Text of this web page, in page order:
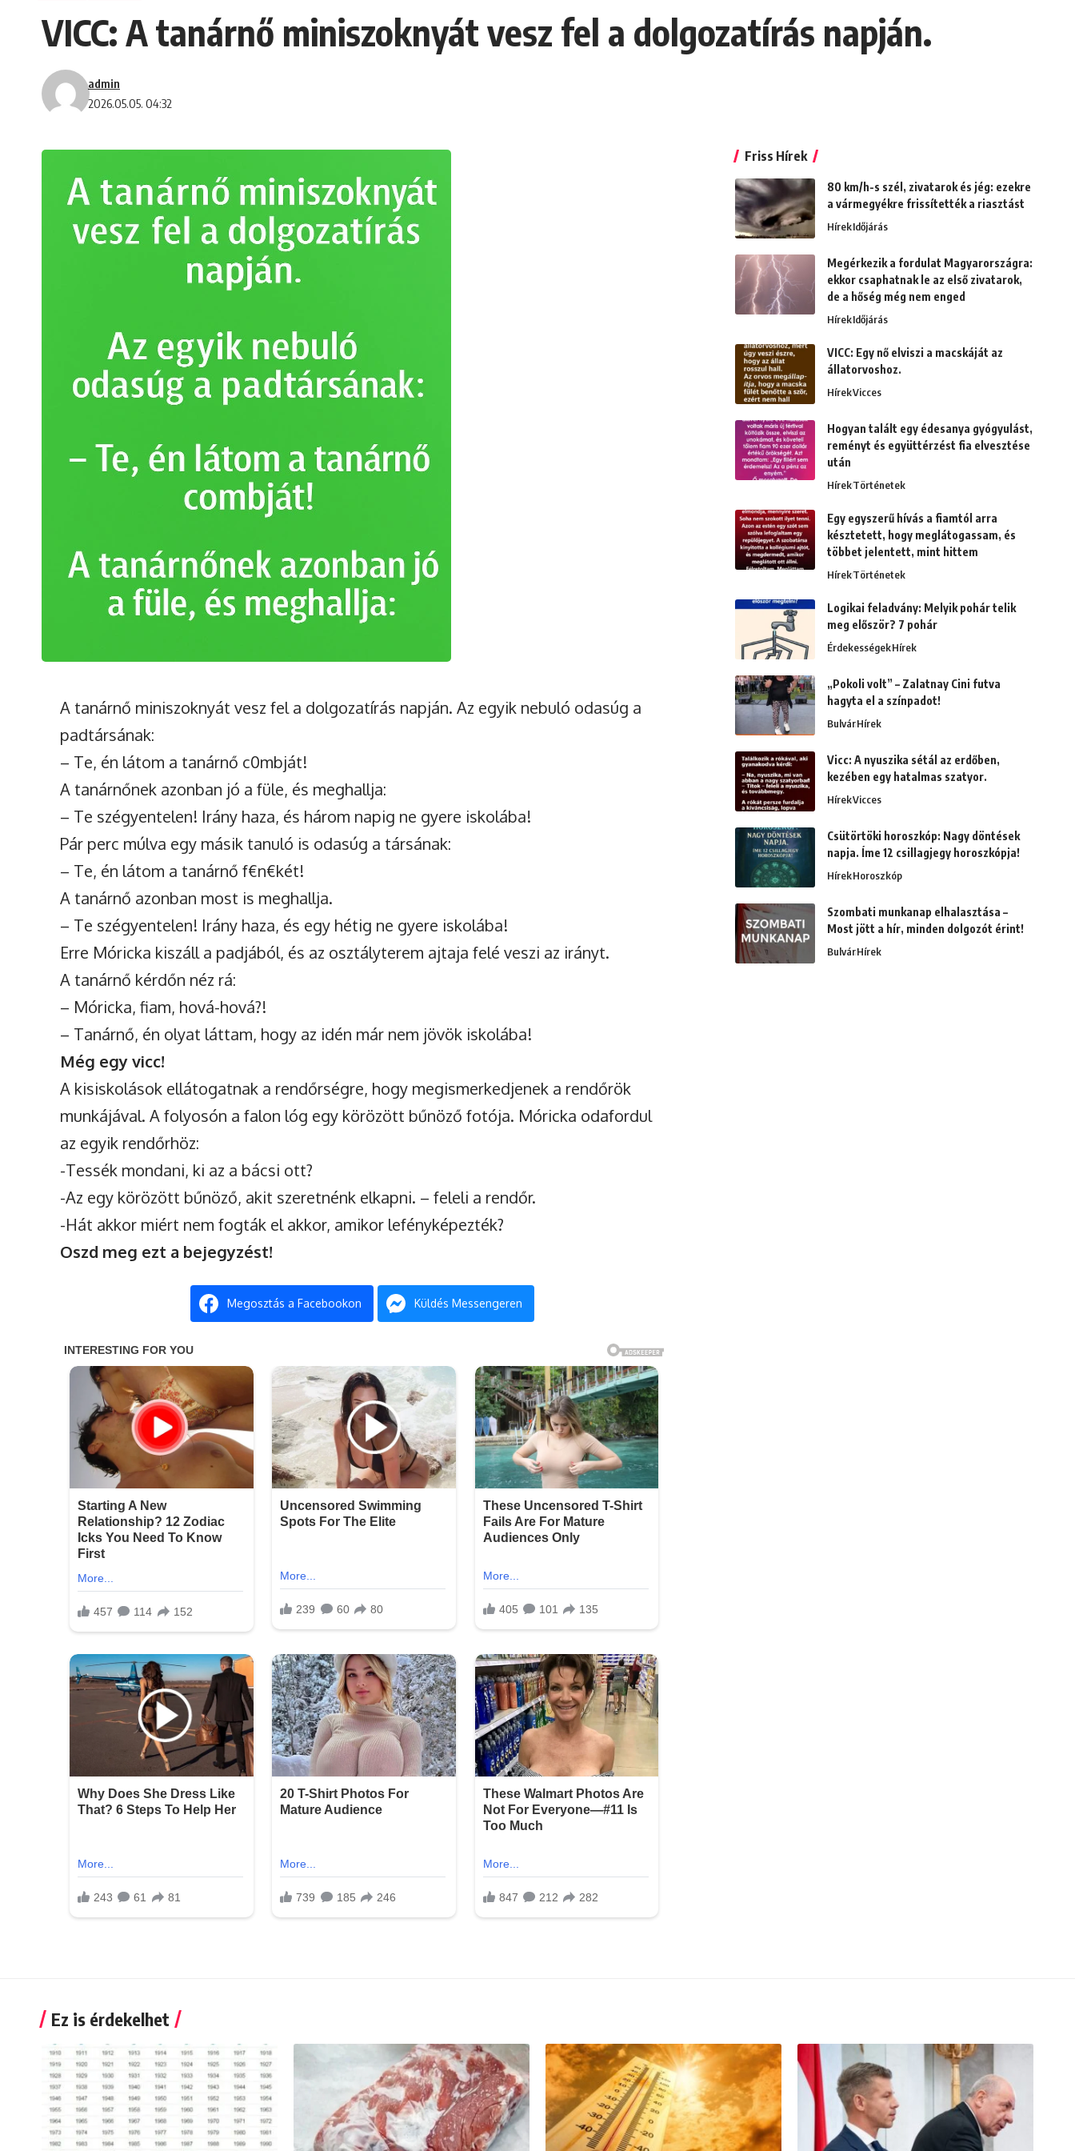
VICC: A tanárnő miniszoknyát vesz fel a dolgozatírás napján.
2026.05.05. 04:32
admin
A tanárnő miniszoknyát vesz fel a dolgozatírás napján. Az egyik nebuló odasúg a
padtársának:
– Te, én látom a tanárnő c0mbját!
A tanárnőnek azonban jó a füle, és meghallja:
– Te szégyentelen! Irány haza, és három napig ne gyere iskolába!
Pár perc múlva egy másik tanuló is odasúg a társának:
– Te, én látom a tanárnő f€n€két!
A tanárnő azonban most is meghallja.
– Te szégyentelen! Irány haza, és egy hétig ne gyere iskolába!
Erre Móricka kiszáll a padjából, és az osztályterem ajtaja felé veszi az irányt.
A tanárnő kérdőn néz rá:
– Móricka, fiam, hová-hová?!
– Tanárnő, én olyat láttam, hogy az idén már nem jövök iskolába!
Még egy vicc!
A kisiskolások ellátogatnak a rendőrségre, hogy megismerkedjenek a rendőrök
munkájával. A folyosón a falon lóg egy körözött bűnöző fotója. Móricka odafordul
az egyik rendőrhöz:
-Tessék mondani, ki az a bácsi ott?
-Az egy körözött bűnöző, akit szeretnénk elkapni. – feleli a rendőr.
-Hát akkor miért nem fogták el akkor, amikor lefényképezték?
Oszd meg ezt a bejegyzést!
Megosztás a Facebookon Küldés Messengeren
Friss Hírek
80 km/h-s szél, zivatarok és jég: ezekre
a vármegyékre frissítették a riasztást
HírekIdőjárás
Megérkezik a fordulat Magyarországra:
ekkor csaphatnak le az első zivatarok,
de a hőség még nem enged
HírekIdőjárás
VICC: Egy nő elviszi a macskáját az
állatorvoshoz.
HírekVicces
Hogyan talált egy édesanya gyógyulást,
reményt és együttérzést fia elvesztése
után
HírekTörténetek
Egy egyszerű hívás a fiamtól arra
késztetett, hogy meglátogassam, és
többet jelentett, mint hittem
HírekTörténetek
Logikai feladvány: Melyik pohár telik
meg először? 7 pohár
ÉrdekességekHírek
„Pokoli volt” – Zalatnay Cini futva
hagyta el a színpadot!
BulvárHírek
Vicc: A nyuszika sétál az erdőben,
kezében egy hatalmas szatyor.
HírekVicces
Csütörtöki horoszkóp: Nagy döntések
napja. Íme 12 csillagjegy horoszkópja!
HírekHoroszkóp
Szombati munkanap elhalasztása –
Most jött a hír, minden dolgozót érint!
BulvárHírek
Ez is érdekelhet